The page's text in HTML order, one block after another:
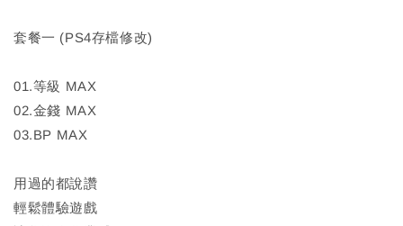
套餐一 (PS4存檔修改)
01.等級 MAX
02.金錢 MAX
03.BP MAX
用過的都說讚
輕鬆體驗遊戲